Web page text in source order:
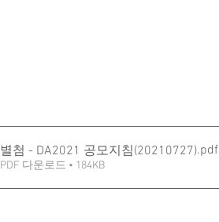
별첨 - DA2021 공모지침(20210727).pdf
PDF 다운로드 • 184KB